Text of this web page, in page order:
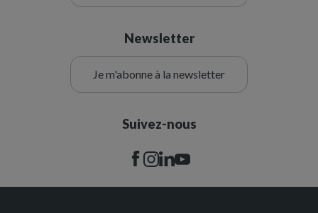
Newsletter
Je m'abonne à la newsletter
Suivez-nous